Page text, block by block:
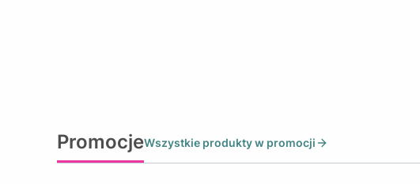
PromocjeWszystkie produkty w promocji